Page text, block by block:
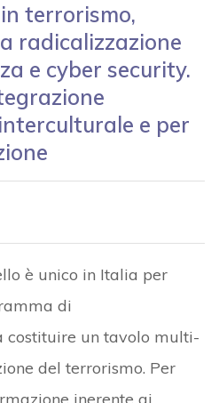
terrorismo,
radicalizzazione
e cyber security.
e per
è unico in Italia per
di
costituire un tavolo multi-
del terrorismo. Per
inerente ai